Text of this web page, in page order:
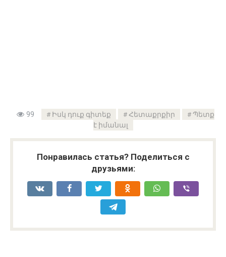
99 Իսկ դուք գիտեք Հետաքրքիր
Պետք
է իմանալ
Понравилась статья? Поделиться с
друзьями: